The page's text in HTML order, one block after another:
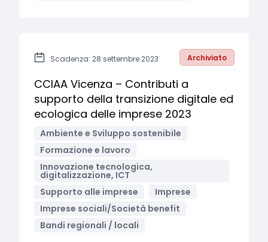
Scadenza: 28 settembre 2023 Archiviato
CCIAA Vicenza – Contributi a
supporto della transizione digitale ed
ecologica delle imprese 2023
Ambiente e Sviluppo sostenibile
Formazione e lavoro
Innovazione tecnologica,
digitalizzazione, ICT
Supporto alle imprese
Imprese
Imprese sociali/Società benefit
Bandi regionali / locali